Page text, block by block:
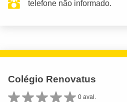
telefone não informado.
Colégio Renovatus
0 aval.